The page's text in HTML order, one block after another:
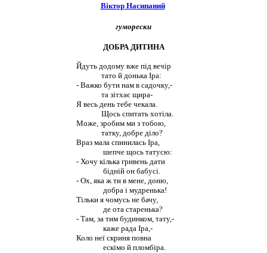
Віктор Насипаний
гуморески
ДОБРА ДИТИНА
Йдуть додому вже під вечір
тато й донька Іра:
- Важко бути нам в садочку,-
та зітхає щира-
Я весь день тебе чекала.
Щось спитать хотіла.
Може, зробим ми з тобою,
татку, добре діло?
Враз мала спинилась Іра,
шепче щось татусю:
- Хочу кілька гривень дати
бідній он бабусі.
- Ох, яка ж ти в мене, доню,
добра і мудренька!
Тільки я чомусь не бачу,
де ота старенька?
- Там, за тим будинком, тату,-
каже рада Іра,-
Коло неї скриня повна
ескімо й пломбіра.